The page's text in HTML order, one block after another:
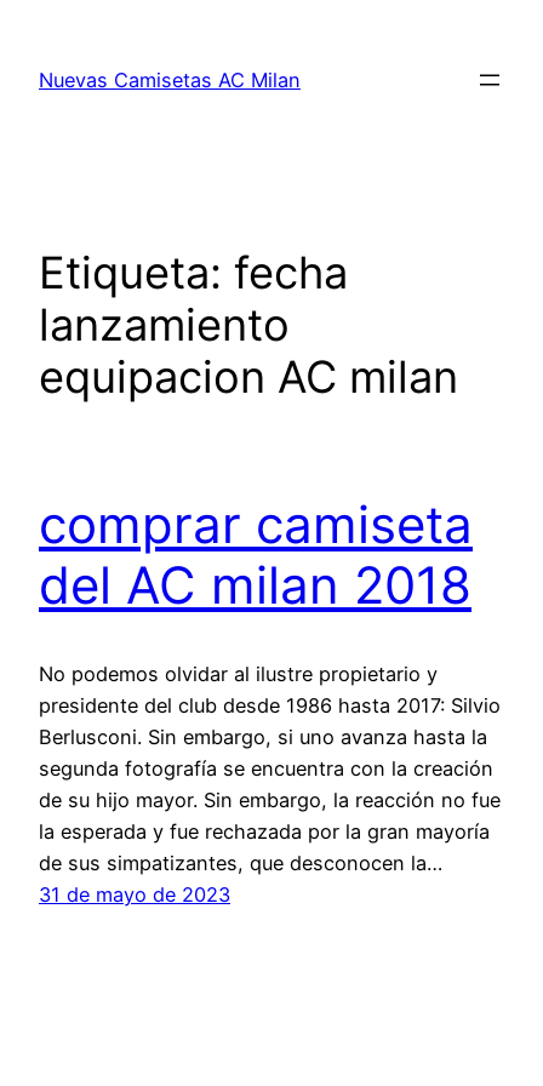
contenido
Nuevas Camisetas AC Milan
Etiqueta: fecha
lanzamiento
equipacion AC milan
comprar camiseta
del AC milan 2018
No podemos olvidar al ilustre propietario y
presidente del club desde 1986 hasta 2017: Silvio
Berlusconi. Sin embargo, si uno avanza hasta la
segunda fotografía se encuentra con la creación
de su hijo mayor. Sin embargo, la reacción no fue
la esperada y fue rechazada por la gran mayoría
de sus simpatizantes, que desconocen la…
31 de mayo de 2023